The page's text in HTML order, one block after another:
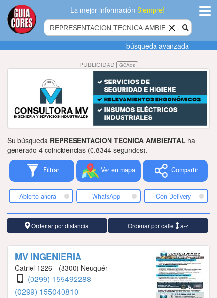
La mejor informaciónSiempre!
Agregar
empresa
Publicidad
Tiendacores
Contactenos
búsqueda avanzada
PUBLICIDAD GCAds
Su búsqueda REPRESENTACION TECNICA AMBIENTAL ha
generado 4 coincidencias (0.8344 segundos).
Filtrar Ver en mapa Compartir
Abierto ahora WhatsApp Con Delivery
Ordenar por distancia Ordenar por calle a-z
MV INGENIERIA
Catriel 1226 - (8300) Neuquén
(0299) 155492288
(0299) 155040810